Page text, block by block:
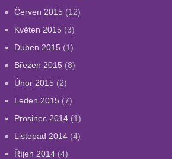
Červen 2015 (12)
Květen 2015 (3)
Duben 2015 (1)
Březen 2015 (8)
Únor 2015 (2)
Leden 2015 (7)
Prosinec 2014(1)
Listopad 2014(4)
Říjen 2014(4)